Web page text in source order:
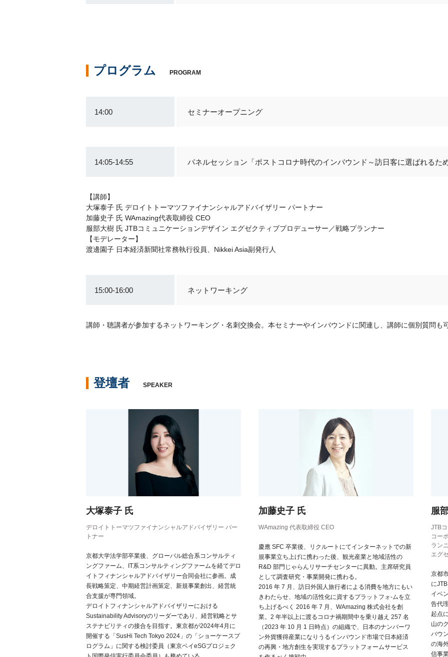
プログラム PROGRAM
14:00 セミナーオープニング
14:05-14:55 パネルセッション「ポストコロナ時代のインバウンド～訪日客に選ばれるた
【講師】
大塚泰子 氏 デロイトトーマツファイナンシャルアドバイザリー パートナー
加藤史子 氏 WAmazing代表取締役 CEO
服部大樹 氏 JTBコミュニケーションデザイン エグゼクティブプロデューサー／戦略プランナー
【モデレーター】
渡邊園子 日本経済新聞社常務執行役員、Nikkei Asia副発行人
15:00-16:00 ネットワーキング
講師・聴講者が参加するネットワーキング・名刺交換会。本セミナーやインバウンドに関連し、講師に個別質問も
登壇者 SPEAKER
大塚泰子 氏
デロイトトーマツファイナンシャルアドバイザリー パー
トナー
京都大学法学部卒業後、グローバル総合系コンサルティ
ングファーム、IT系コンサルティングファームを経てデロ
イトフィナンシャルアドバイザリー合同会社に参画。成
長戦略策定、中期経営計画策定、新規事業創出、経営統
合支援が専門領域。
デロイトフィナンシャルアドバイザリーにおける
Sustainability Advisoryのリーダーであり、経営戦略とサ
ステナビリティの接合を目指す。東京都が2024年4月に
開催する「SusHi Tech Tokyo 2024」の「ショーケースプ
ログラム」に関する検討委員（東京ベイeSGプロジェク
加藤史子 氏
WAmazing 代表取締役 CEO
慶應 SFC 卒業後、リクルートにてインターネットでの新
規事業立ち上げに携わった後、観光産業と地域活性の
R&D 部門じゃらんリサーチセンターに異動。主席研究員
として調査研究・事業開発に携わる。
2016 年 7 月、訪日外国人旅行者による消費を地方にもい
きわたらせ、地域の活性化に資するプラットフォ-ムを立
ち上げるべく 2016 年 7 月、WAmazing 株式会社を創
業。2 年半以上に渡るコロナ禍期間中を乗り越え 257 名
（2023 年 10 月 1 日時点）の組織で、日本のナンバーワ
ン外貨獲得産業になりうるインバウンド市場で日本経済
の再興・地方創生を実現するプラットフォームサービス
服
JTB
コー
ラン
エグ
京都
に
イベ
告代
起点
山の
バウ
の海
信事